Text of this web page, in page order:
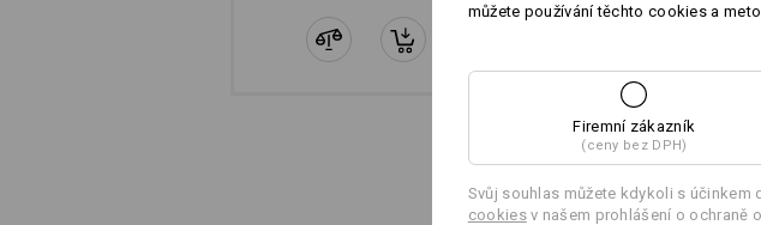
můžete používání těchto cookies a
Firemní zákazník
(ceny bez DPH)
Svůj souhlas můžete kdykoli s
cookiesv našem prohlášení o ochraně